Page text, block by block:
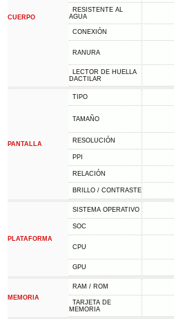
CUERPO
RESISTENTE AL
AGUA
CONEXIÓN
RANURA
LECTOR DE HUELLA
DACTILAR
PANTALLA
TIPO
TAMAÑO
RESOLUCIÓN
PPI
RELACIÓN
BRILLO / CONTRASTE
PLATAFORMA
SISTEMA OPERATIVO
SOC
CPU
GPU
MEMORIA
RAM / ROM
TARJETA DE
MEMORIA